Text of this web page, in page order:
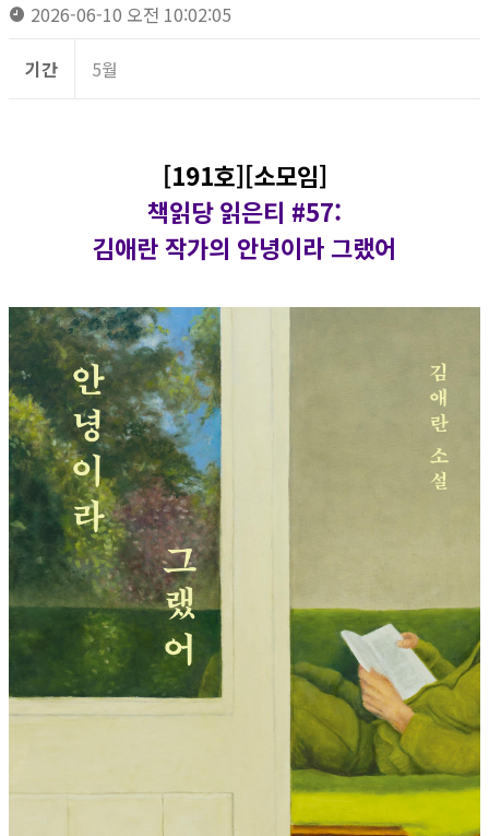
2026-06-10 오전 10:02:05
기간 5월
[191호][소모임]
책읽당 읽은티 #57:
김애란 작가의 안녕이라 그랬어